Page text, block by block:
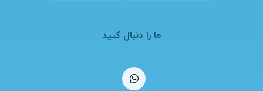
ما را دنبال کنید